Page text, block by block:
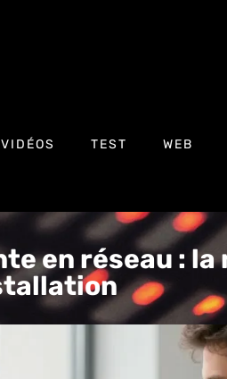
TEST WEB
en réseau : la